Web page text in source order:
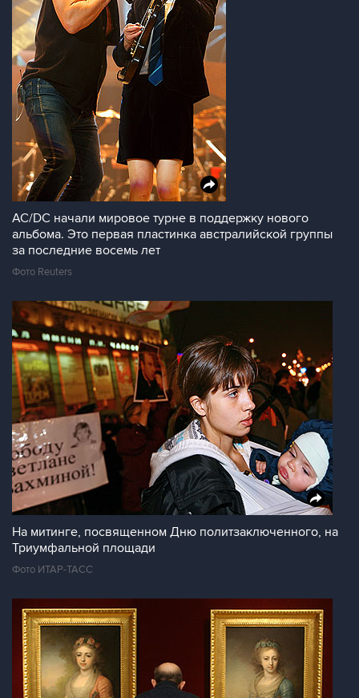
AC/DC начали мировое турне в поддержку нового
альбома. Это первая пластинка австралийской группы
за последние восемь лет
Фото Reuters
На митинге, посвященном Дню политзаключенного, на
Триумфальной площади
Фото ИТАР-ТАСС